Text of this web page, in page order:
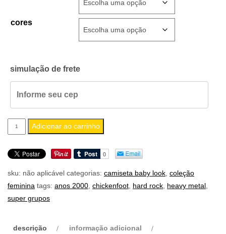
cores
simulação de frete
camiseta
feminina
baby
chickenfoot
quantidade
Adicionar ao carrinho
sku: não aplicável categorias: camiseta baby look coleção
feminina tags: anos 2000 chickenfoot hard rock heavy metal
super grupos
descrição informação adicional